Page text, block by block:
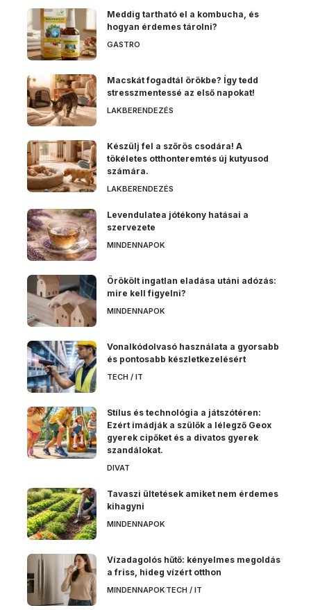
Meddig tartható el a kombucha, és
hogyan érdemes tárolni?
GASTRO
Macskát fogadtál örökbe? Így tedd
stresszmentessé az első napokat!
LAKBERENDEZÉS
Készülj fel a szőrös csodára! A
tökéletes otthonteremtés új kutyusod
számára.
LAKBERENDEZÉS
Levendulatea jótékony hatásai a
szervezete
MINDENNAPOK
Örökölt ingatlan eladása utáni adózás:
mire kell figyelni?
MINDENNAPOK
Vonalkódolvasó használata a gyorsabb
és pontosabb készletkezelésért
TECH / IT
Stílus és technológia a játszótéren:
Ezért imádják a szülők a lélegző Geox
gyerek cipőket és a divatos gyerek
szandálokat.
DIVAT
Tavaszi ültetések amiket nem érdemes
kihagyni
MINDENNAPOK
Vízadagolós hűtő: kényelmes megoldás
a friss, hideg vízért otthon
MINDENNAPOKTECH / IT